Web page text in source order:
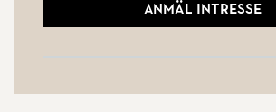
Anmäl intresse